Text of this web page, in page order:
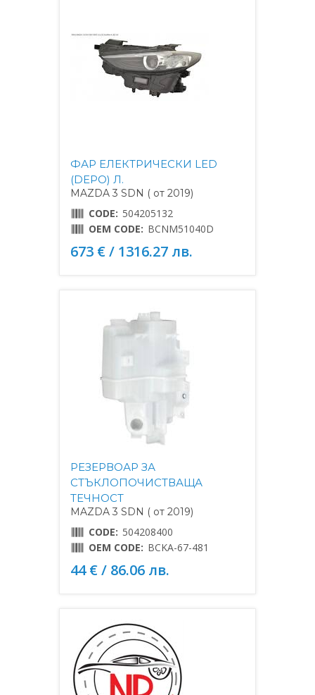
ФАР ЕЛЕКТРИЧЕСКИ LED
(DEPO) Л.
MAZDA 3 SDN ( от 2019)
CODE: 504205132
OEM CODE: BCNM51040D
673 € / 1316.27 лв.
РЕЗЕРВОАР ЗА
СТЪКЛОПОЧИСТВАЩА
ТЕЧНОСТ
MAZDA 3 SDN ( от 2019)
CODE: 504208400
OEM CODE: BCKA-67-481
44 € / 86.06 лв.